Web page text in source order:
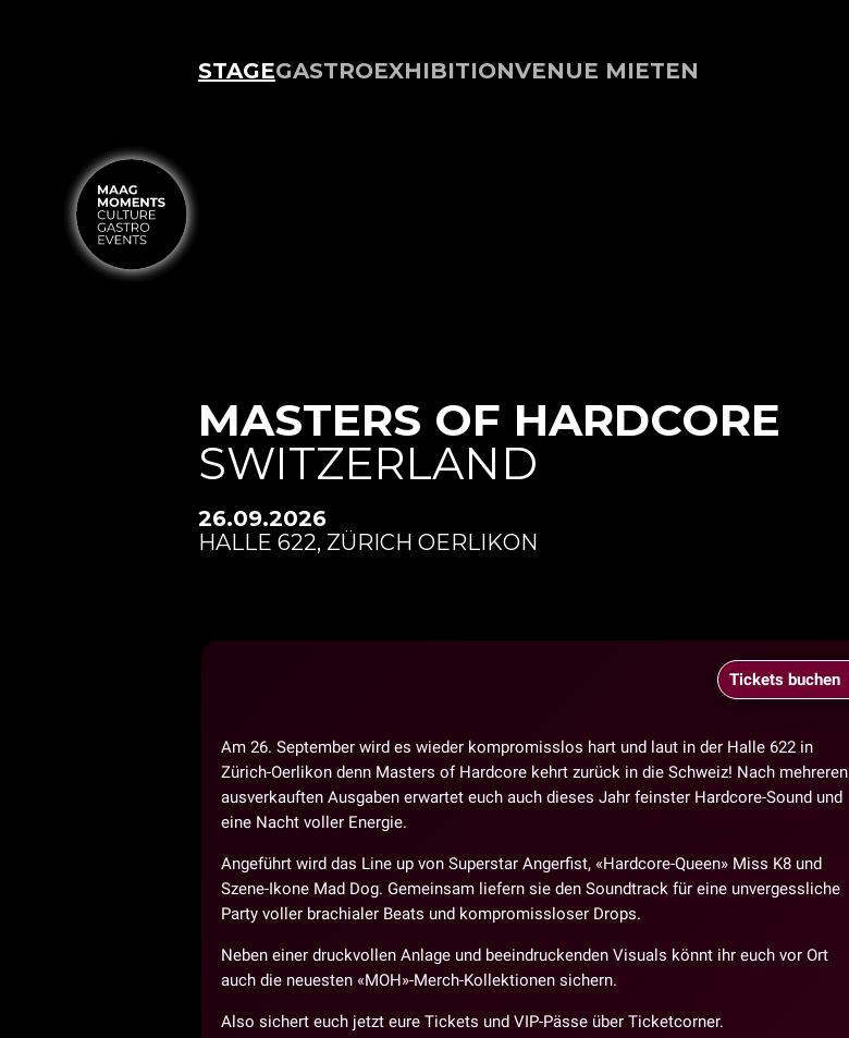
STAGEGASTROEXHIBITIONVENUE MIETEN
MASTERS OF HARDCORE
SWITZERLAND
26.09.2026
HALLE 622, ZÜRICH OERLIKON
Tickets buchen
Am 26. September wird es wieder kompromisslos hart und laut in der Halle 622 in
Zürich-Oerlikon denn Masters of Hardcore kehrt zurück in die Schweiz! Nach mehreren
ausverkauften Ausgaben erwartet euch auch dieses Jahr feinster Hardcore-Sound und
eine Nacht voller Energie.
Angeführt wird das Line up von Superstar Angerfist, «Hardcore-Queen» Miss K8 und
Szene-Ikone Mad Dog. Gemeinsam liefern sie den Soundtrack für eine unvergessliche
Party voller brachialer Beats und kompromissloser Drops.
Neben einer druckvollen Anlage und beeindruckenden Visuals könnt ihr euch vor Ort
auch die neuesten «MOH»-Merch-Kollektionen sichern.
Also sichert euch jetzt eure Tickets und VIP-Pässe über Ticketcorner.